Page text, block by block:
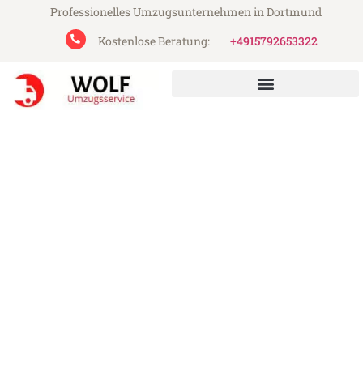
Professionelles Umzugsunternehmen in Dortmund
Kostenlose Beratung:
+4915792653322